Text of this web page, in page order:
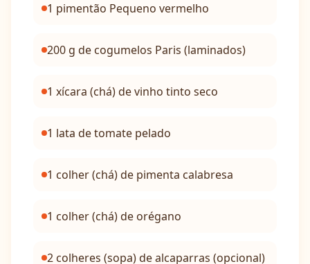
1 pimentão Pequeno vermelho
200 g de cogumelos Paris (laminados)
1 xícara (chá) de vinho tinto seco
1 lata de tomate pelado
1 colher (chá) de pimenta calabresa
1 colher (chá) de orégano
2 colheres (sopa) de alcaparras (opcional)